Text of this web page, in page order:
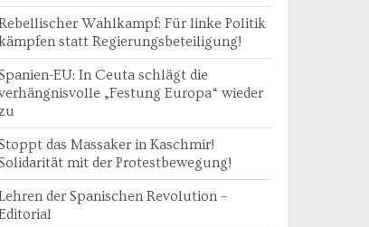
Wahlkampf: Für linke Politik
statt Regierungsbeteiligung!
EU: In Ceuta schlägt die
„Festung Europa“ wieder
das Massaker in Kaschmir!
mit der Protestbewegung!
der Spanischen Revolution –